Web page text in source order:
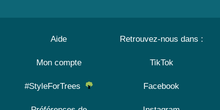
Aide
Mon compte
#StyleForTrees
Retrouvez-nous dans :
TikTok
Facebook